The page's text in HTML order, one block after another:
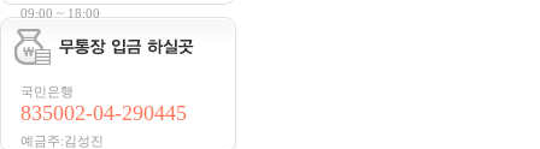
09:00 ~ 18:00
국민은행
835002-04-290445
예금주:김성진